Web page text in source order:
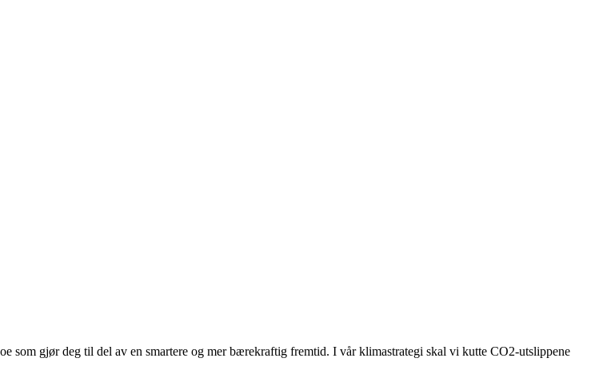
gjør deg til del av en smartere og mer bærekraftig fremtid. I vår klimastrategi skal vi kutte CO2-utslippene